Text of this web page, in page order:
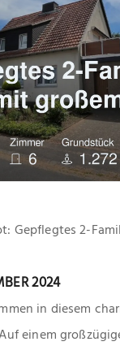
Gepflegtes 2-
2024
in diesem
einem